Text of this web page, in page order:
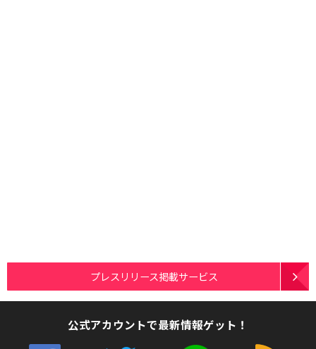
プレスリリース掲載サービス
公式アカウントで最新情報ゲット！